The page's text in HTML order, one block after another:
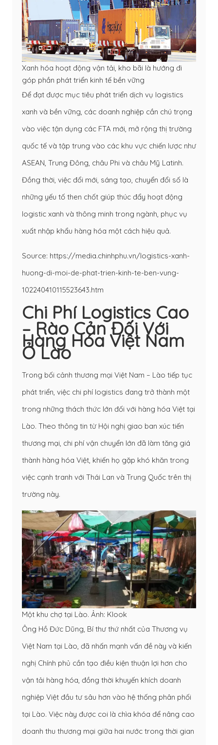
Xanh hóa hoạt động vận tải, kho bãi là hướng đi
góp phần phát triển kinh tế bền vững
Để đạt được mục tiêu phát triển dịch vụ logistics
xanh và bền vững, các doanh nghiệp cần chú trọng
vào việc tận dụng các FTA mới, mở rộng thị trường
quốc tế và tập trung vào các khu vực chiến lược như
ASEAN, Trung Đông, châu Phi và châu Mỹ Latinh.
Đồng thời, việc đổi mới, sáng tạo, chuyển đổi số là
những yếu tố then chốt giúp thúc đẩy hoạt động
logistic xanh và thông minh trong ngành, phục vụ
xuất nhập khẩu hàng hóa một cách hiệu quả.
Source: https://media.chinhphu.vn/logistics-xanh-
huong-di-moi-de-phat-trien-kinh-te-ben-vung-
102240410115523643.htm
Chi Phí Logistics Cao
– Rào Cản Đối Với
Hàng Hóa Việt Nam
Ở Lào
Trong bối cảnh thương mại Việt Nam – Lào tiếp tục
phát triển, việc chi phí logistics đang trở thành một
trong những thách thức lớn đối với hàng hóa Việt tại
Lào. Theo thông tin từ Hội nghị giao ban xúc tiến
thương mại, chi phí vận chuyển lớn đã làm tăng giá
thành hàng hóa Việt, khiến họ gặp khó khăn trong
việc cạnh tranh với Thái Lan và Trung Quốc trên thị
trường này.
Một khu chợ tại Lào. Ảnh: Klook
Ông Hồ Đức Dũng, Bí thư thứ nhất của Thương vụ
Việt Nam tại Lào, đã nhấn mạnh vấn đề này và kiến
nghị Chính phủ cần tạo điều kiện thuận lợi hơn cho
vận tải hàng hóa, đồng thời khuyến khích doanh
nghiệp Việt đầu tư sâu hơn vào hệ thống phân phối
tại Lào. Việc này được coi là chìa khóa để nâng cao
doanh thu thương mại giữa hai nước trong thời gian